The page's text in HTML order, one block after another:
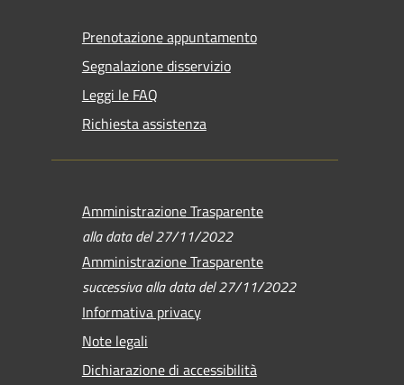
Prenotazione appuntamento
Segnalazione disservizio
Leggi le FAQ
Richiesta assistenza
Amministrazione Trasparente
alla data del 27/11/2022
Amministrazione Trasparente
successiva alla data del 27/11/2022
Informativa privacy
Note legali
Dichiarazione di accessibilità